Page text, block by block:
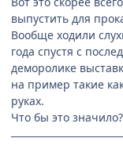
выпустить для
Вообще ходили
года спустя с
деморолике
на пример такие
руках.
Что бы это